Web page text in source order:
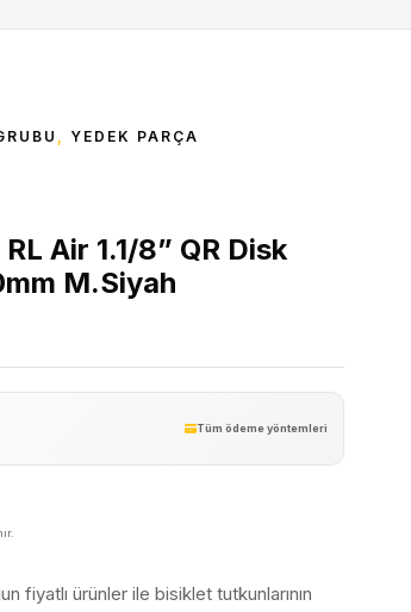
YEDEK PARÇA
Air 1.1/8” QR Disk
M.Siyah
Tüm ödeme yöntemleri
fiyatlı ürünler ile bisiklet tutkunlarının